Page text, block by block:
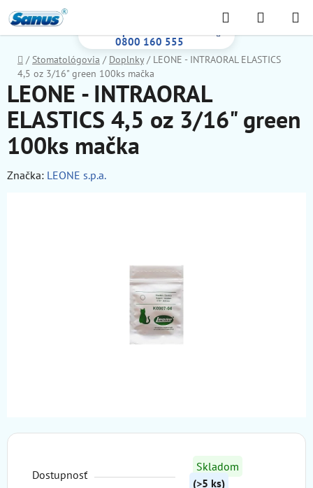
na
obsah
0800 160 555
Hľadať
KOŠÍK
Domov
/ Stomatológovia / Doplnky / LEONE - INTRAORAL ELASTICS
4,5 oz 3/16" green 100ks mačka
Dostupnosť
Skladom
(>5 ks)
LEONE - INTRAORAL
ELASTICS 4,5 oz 3/16" green
100ks mačka
Značka: LEONE s.p.a.